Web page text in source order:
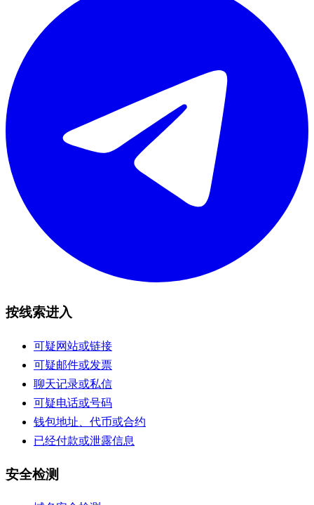
按线索进入
可疑网站或链接
可疑邮件或发票
聊天记录或私信
可疑电话或号码
钱包地址、代币或合约
已经付款或泄露信息
安全检测